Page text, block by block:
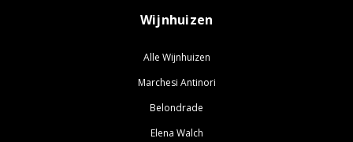
Wijnhuizen
Alle Wijnhuizen
Marchesi Antinori
Belondrade
Elena Walch